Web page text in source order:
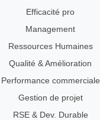
Efficacité pro
Management
Ressources Humaines
Qualité & Amélioration
Performance commerciale
Gestion de projet
RSE & Dev. Durable